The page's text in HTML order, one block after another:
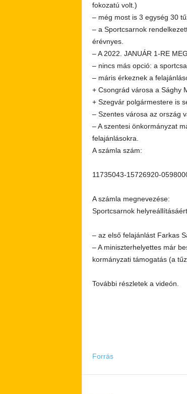
fokozatú volt.)
– még most is 3 egység 30
– a Sportcsarnok
érévnyes.
– A 2022. JANUÁR 1-RE
– nincs más opció: a
– máris érkeznek a
+ Csongrád városa a Sághy
+ Szegvár polgármestere is
– Szentes városa az ország
– A szentesi önkormányzat
felajánlásokra.
A számla szám:
11735043-15726920-
A számla megnevezése:
Sportcsarnok helyreállításáért
– az első felajánlást Farkas
– A miniszterhelyettes már
kormányzati támogatás (a
További részletek a videón.
Forrás